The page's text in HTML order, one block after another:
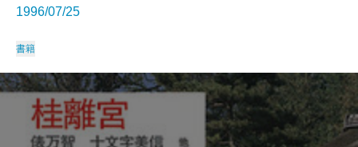
1996/07/25
書籍